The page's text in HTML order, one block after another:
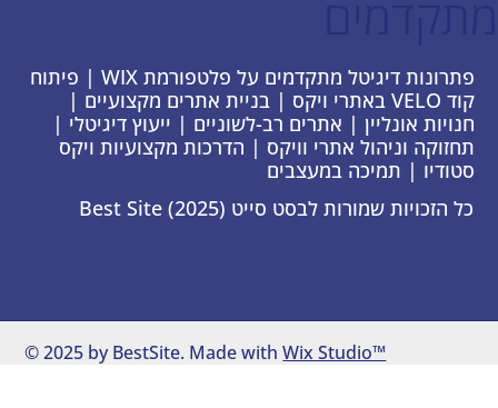
פתרונות דיגיטל מתקדמים על פלטפורמת WIX | פיתוח
קוד VELO באתרי ויקס | בניית אתרים מקצועיים |
חנויות אונליין | אתרים רב-לשוניים | ייעוץ דיגיטלי |
תחזוקה וניהול אתרי וויקס | הדרכות מקצועיות ויקס
סטודיו | תמיכה במעצבים
כל הזכויות שמורות לבסט סייט Best Site (2025)
© 2025 by BestSite. Made withWix Studio™